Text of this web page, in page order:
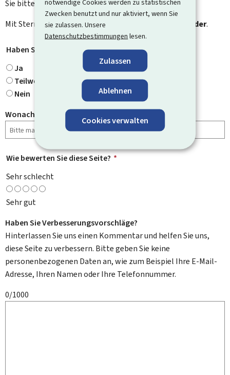
Zwecken benutzt und nur aktiviert, wenn Sie
sie zulassen. Unsere
Datenschutzbestimmungen lesen.
Zulassen
Ablehnen
Cookies verwalten
Sie bitte das Kontaktformular.
Mit Stern gekennzeichnete Felder (
Pflichtfelder.
Haben Sie gefunden, wonach Sie gesucht haben?
Ja
Teilweise
Nein
Wonach haben Sie gesucht?
Wie bewerten Sie diese Seite? *
Sehr schlecht
Sehr gut
Haben Sie Verbesserungsvorschläge?
Hinterlassen Sie uns einen Kommentar und helfen Sie uns,
diese Seite zu verbessern. Bitte geben Sie keine
personenbezogenen Daten an, wie zum Beispiel Ihre E-Mail-
Adresse, Ihren Namen oder Ihre Telefonnummer.
0/1000